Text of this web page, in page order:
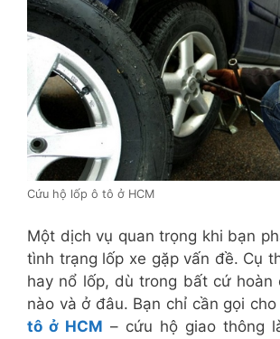
Cứu hộ lốp ô tô ở HCM
Một dịch vụ quan trọng khi bạn
tình trạng lốp xe gặp vấn đề. Cụ
hay nổ lốp, dù trong bất cứ hoàn
nào và ở đâu. Bạn chỉ cần gọi cho
tô ở HCM – cứu hộ giao thông